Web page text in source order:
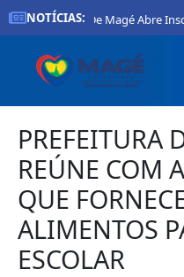
NOTÍCIAS:
Prefeitura De Magé Abre
PREFEITURA
REÚNE COM
QUE
ALIMENTOS
ESCOLAR